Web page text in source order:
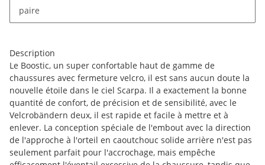
paire
Cet article se décline en plusieurs variantes. Veuillez
sélectionner la variante de votre choix.
Description
Le Boostic, un super confortable haut de gamme de
chaussures avec fermeture velcro, il est sans aucun doute la
nouvelle étoile dans le ciel Scarpa. Il a exactement la bonne
quantité de confort, de précision et de sensibilité, avec le
Velcrobändern deux, il est rapide et facile à mettre et à
enlever. La conception spéciale de l'embout avec la direction
de l'approche à l'orteil en caoutchouc solide arrière n'est pas
seulement parfait pour l'accrochage, mais empêche